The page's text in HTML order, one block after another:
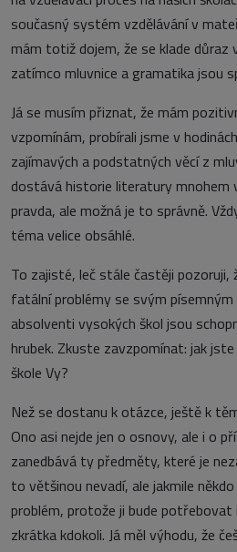
současný systém vzdělávání v
mám totiž dojem, že se klade důraz
zatímco mluvnice a gramatika jsou
Já se musím přiznat, že mám
vzpomínám, probírali jsme v
zajímavých a podstatných věcí z
dostává historie literatury mnohem
pravda, ale možná je to správně.
téma velice obsáhlé.
To zajisté, leč stále častěji pozoruji,
fatální problémy se svým písemným
absolventi vysokých škol jsou
hrubek. Zkuste zavzpomínat: jak
škole Vy?
Než se dostanu k otázce, ještě k
Ono asi nejde jen o osnovy, ale i o
zanedbává ty předměty, které je
to většinou nevadí, ale jakmile
problém, protože ji bude potřebovat
zkrátka kdokoli. Já měl výhodu, že